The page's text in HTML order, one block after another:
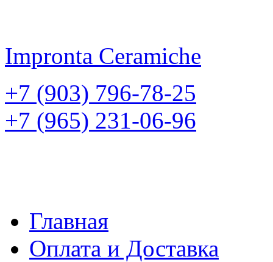
Impronta Ceramiche
+7 (903) 796-78-25
+7 (965) 231-06-96
Главная
Оплата и Доставка